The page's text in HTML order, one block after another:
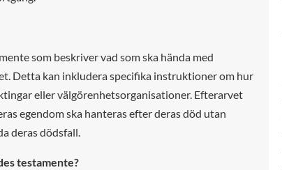
som beskriver vad som ska hända med
Detta kan inkludera specifika instruktioner om hur
eller välgörenhetsorganisationer. Efterarvet
egendom ska hanteras efter deras död utan
deras dödsfall.
testamente?